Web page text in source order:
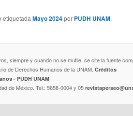
etiquetadaMayo 2024por PUDH UNAM.
siempre y cuando no se mutile, se cite la fuente
de Derechos Humanos de la UNAM. Créditos
- PUDH UNAM
de México. Tel.: 5658-0004 y 05